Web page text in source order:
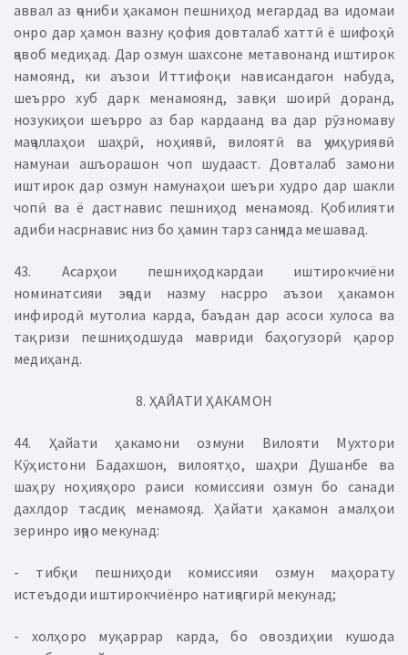
аввал аз ҷониби ҳакамон пешниҳод мегардад ва идомаи
онро дар ҳамон вазну қофия довталаб хаттӣ ё шифоҳӣ
ҷавоб медиҳад. Дар озмун шахсоне метавонанд иштирок
намоянд, ки аъзои Иттифоқи нависандагон набуда,
шеърро хуб дарк менамоянд, завқи шоирӣ доранд,
нозукиҳои шеърро аз бар кардаанд ва дар рӯзномаву
маҷаллаҳои шаҳрӣ, ноҳиявӣ, вилоятӣ ва ҷумҳуриявӣ
намунаи ашъорашон чоп шудааст. Довталаб замони
иштирок дар озмун намунаҳои шеъри худро дар шакли
чопӣ ва ё дастнавис пешниҳод менамояд. Қобилияти
адиби насрнавис низ бо ҳамин тарз санҷида мешавад.
43. Асарҳои пешниҳодкардаи иштирокчиёни
номинатсияи эҷоди назму насрро аъзои ҳакамон
инфиродӣ мутолиа карда, баъдан дар асоси хулоса ва
тақризи пешниҳодшуда мавриди баҳогузорӣ қарор
медиҳанд.
8. ҲАЙАТИ ҲАКАМОН
44. Ҳайати ҳакамони озмуни Вилояти Мухтори
Кӯҳистони Бадахшон, вилоятҳо, шаҳри Душанбе ва
шаҳру ноҳияҳоро раиси комиссияи озмун бо санади
дахлдор тасдиқ менамояд. Ҳайати ҳакамон амалҳои
зеринро иҷро мекунад:
- тибқи пешниҳоди комиссияи озмун маҳорату
истеъдоди иштирокчиёнро натиҷагирӣ мекунад;
- холҳоро муқаррар карда, бо овоздиҳии кушода